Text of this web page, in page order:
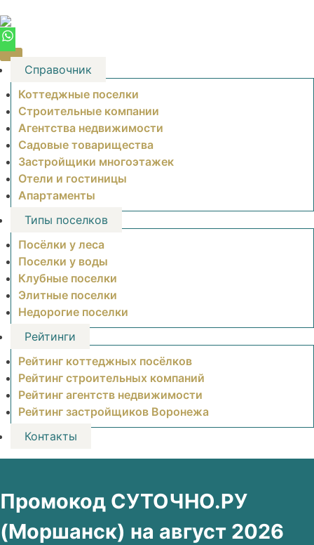
to
content
Справочник
Коттеджные поселки
Строительные компании
Агентства недвижимости
Садовые товарищества
Застройщики многоэтажек
Отели и гостиницы
Апартаменты
Типы поселков
Посёлки у леса
Поселки у воды
Клубные поселки
Элитные поселки
Недорогие поселки
Рейтинги
Рейтинг коттеджных посёлков
Рейтинг строительных компаний
Рейтинг агентств недвижимости
Рейтинг застройщиков Воронежа
Контакты
Промокод СУТОЧНО.РУ
(Моршанск) на август 2026